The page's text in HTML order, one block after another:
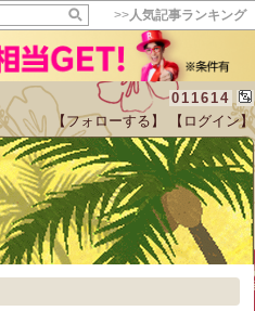
>>人気記事ランキング
011614
【フォローする】 【ログイン】